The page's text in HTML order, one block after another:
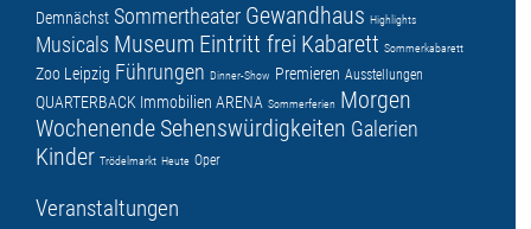
Demnächst Sommertheater Gewandhaus Highlights
Musicals Museum Eintritt frei Kabarett Sommerkabarett
Zoo Leipzig Führungen Dinner-Show Premieren Ausstellungen
QUARTERBACK Immobilien ARENA Sommerferien Morgen
Wochenende Sehenswürdigkeiten Galerien
Kinder Trödelmarkt Heute Oper
Veranstaltungen